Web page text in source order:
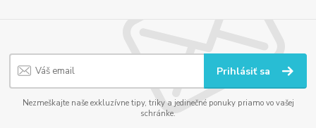
Prihlásiť sa
Nezmeškajte naše exkluzívne tipy, triky a jedinečné ponuky priamo vo vašej
schránke.